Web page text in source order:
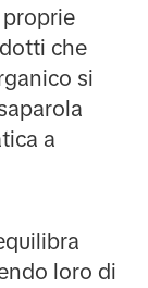
che
si
a
loro di